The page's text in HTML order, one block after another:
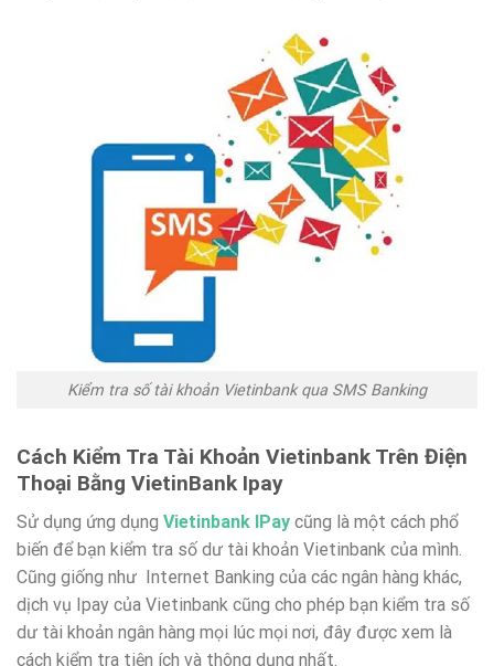
Kiểm tra số tài khoản Vietinbank qua SMS Banking
Cách Kiểm Tra Tài Khoản Vietinbank Trên Điện
Thoại Bằng VietinBank Ipay
Sử dụng ứng dụng Vietinbank IPay cũng là một cách phổ
biến để bạn kiểm tra số dư tài khoản Vietinbank của mình.
Cũng giống như Internet Banking của các ngân hàng khác,
dịch vụ Ipay của Vietinbank cũng cho phép bạn kiểm tra số
dư tài khoản ngân hàng mọi lúc mọi nơi, đây được xem là
cách kiểm tra tiện ích và thông dụng nhất.